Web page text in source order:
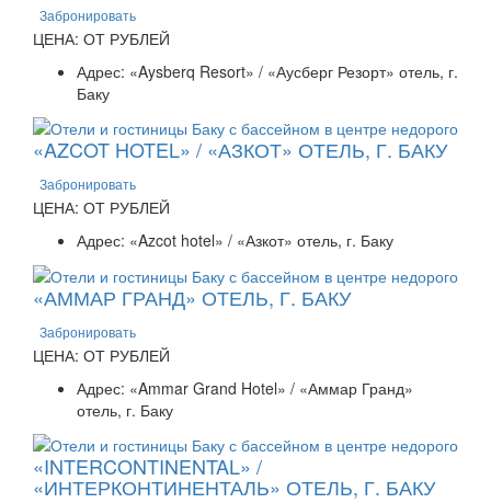
Забронировать
ЦЕНА: ОТ РУБЛЕЙ
Адрес: «Aysberq Resort» / «Аусберг Резорт» отель, г.
Баку
«AZCOT HOTEL» / «АЗКОТ» ОТЕЛЬ, Г. БАКУ
Забронировать
ЦЕНА: ОТ РУБЛЕЙ
Адрес: «Azcot hotel» / «Азкот» отель, г. Баку
«АММАР ГРАНД» ОТЕЛЬ, Г. БАКУ
Забронировать
ЦЕНА: ОТ РУБЛЕЙ
Адрес: «Ammar Grand Hotel» / «Аммар Гранд»
отель, г. Баку
«INTERCONTINENTAL» /
«ИНТЕРКОНТИНЕНТАЛЬ» ОТЕЛЬ, Г. БАКУ